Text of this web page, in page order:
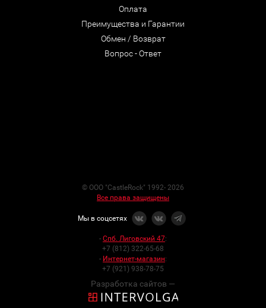
Оплата
Преимущества и Гарантии
Обмен / Возврат
Вопрос - Ответ
© ООО "CastleRock" 1992- 2026
Все права защищены
Мы в соцсетях
- Спб. Лиговский 47:
+7 (812) 322-65-68
- Интернет-магазин:
+7 (921) 938-78-75
Разработка сайтов —